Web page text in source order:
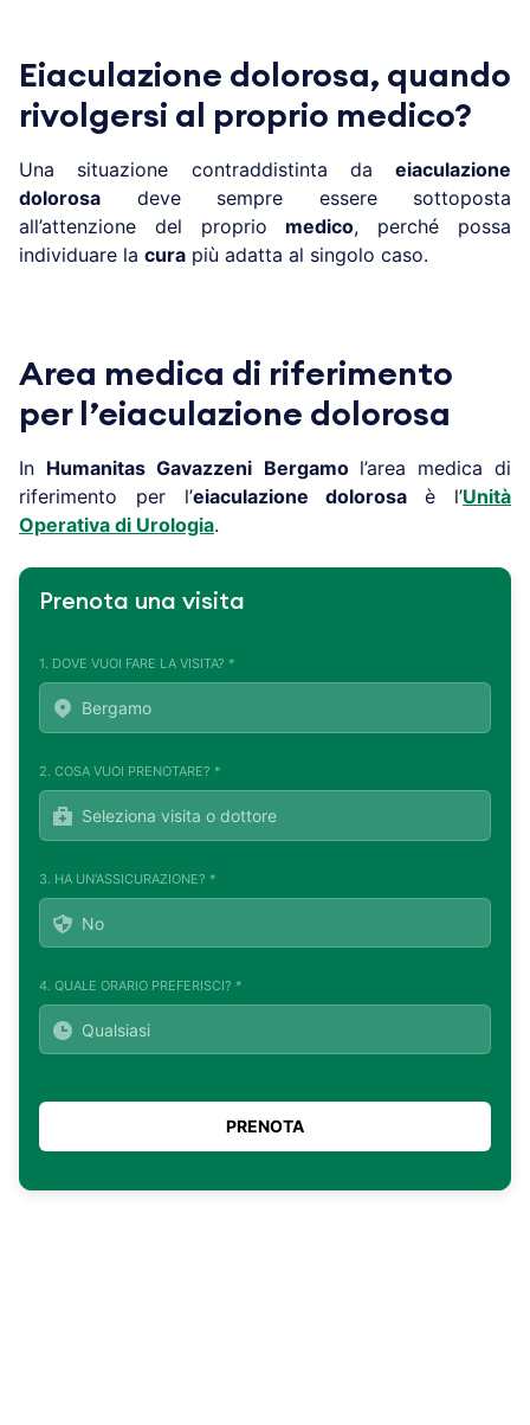
Eiaculazione dolorosa, quando
rivolgersi al proprio medico?
Una situazione contraddistinta da eiaculazione
dolorosa deve sempre essere sottoposta
all’attenzione del proprio medico, perché possa
individuare la cura più adatta al singolo caso.
Area medica di riferimento
per l’eiaculazione dolorosa
In Humanitas Gavazzeni Bergamo l’area medica di
riferimento per l’eiaculazione dolorosaè l’Unità
Operativa di Urologia.
Prenota una visita
1. DOVE VUOI FARE LA VISITA? *
2. COSA VUOI PRENOTARE? *
3. HA UN'ASSICURAZIONE? *
4. QUALE ORARIO PREFERISCI? *